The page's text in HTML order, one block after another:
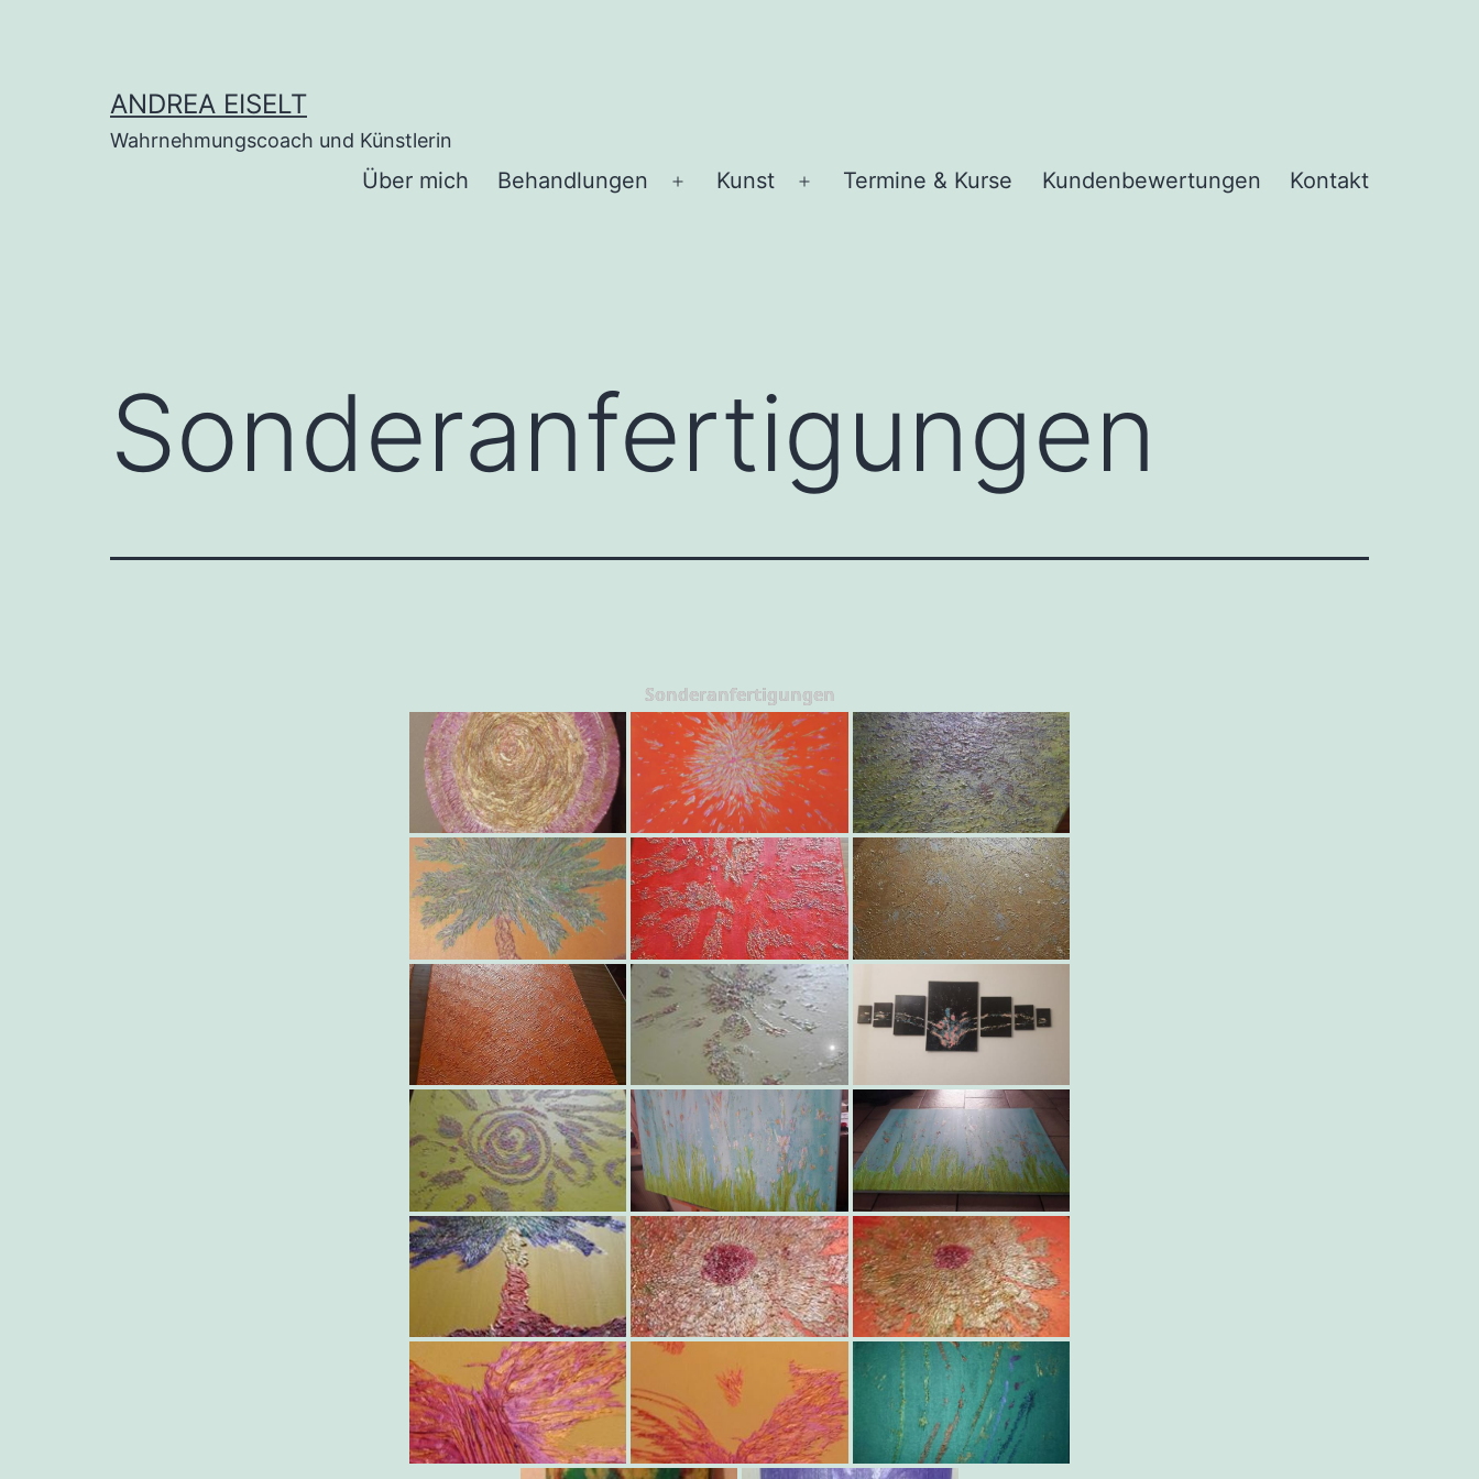
ANDREA EISELT
Wahrnehmungscoach und Künstlerin
Über mich Behandlungen
Menü
Kunst
Menü
Termine & Kurse Kundenbewertungen Kontakt
Sonderanfertigungen
Sonderanfertigungen